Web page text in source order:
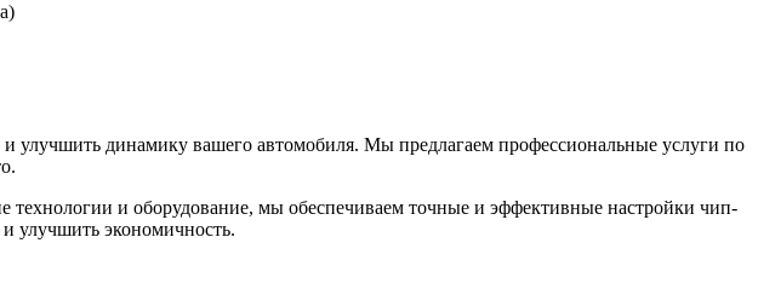
динамику вашего автомобиля. Мы предлагаем профессиональные услуги по
и оборудование, мы обеспечиваем точные и эффективные настройки чип-
улучшить экономичность.